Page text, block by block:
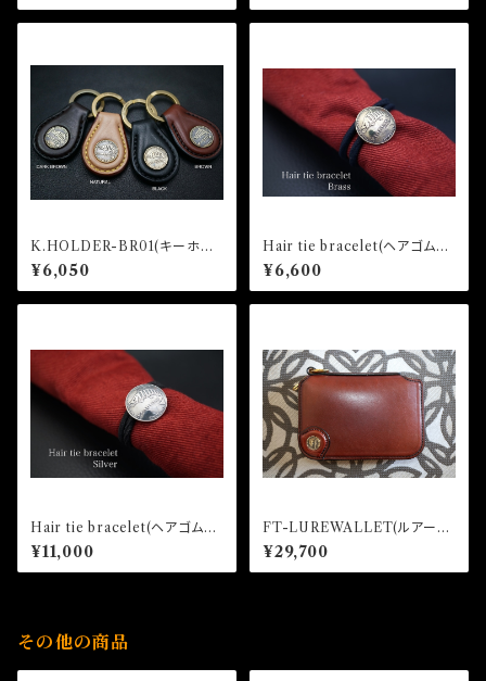
K.HOLDER-BR01(キーホル
ダー)
¥6,050
Hair tie bracelet(ヘアゴムブ
レスレット真鍮)
¥6,600
Hair tie bracelet(ヘアゴムブ
レスレット silver925)
¥11,000
FT-LUREWALLET(ルアーワ
レット)
¥29,700
その他の商品